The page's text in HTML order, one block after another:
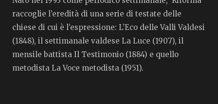
raccoglie l’eredità di una serie di testate delle
chiese di cui è l’espressione: L’Eco delle Valli Valdesi
(1848), il settimanale valdese La Luce (1907), il
mensile battista Il Testimonio (1884) e quello
metodista La Voce metodista (1951).